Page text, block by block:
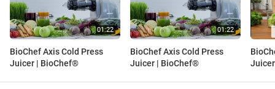
BioChef Axis Cold Press
Juicer | BioChef®
BioChef Axis Cold Press
Juicer | BioChef®